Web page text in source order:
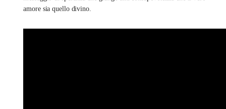
amore sia quello divino.